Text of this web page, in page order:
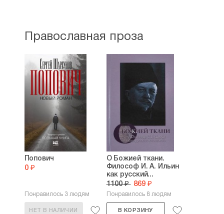
Православная проза
Попович
0 ₽
Понравилось 3 людям
НЕТ В НАЛИЧИИ
О Божией ткани.
Философ И. А. Ильин
как русский...
1100 ₽ 869 ₽
Понравилось 8 людям
В КОРЗИНУ